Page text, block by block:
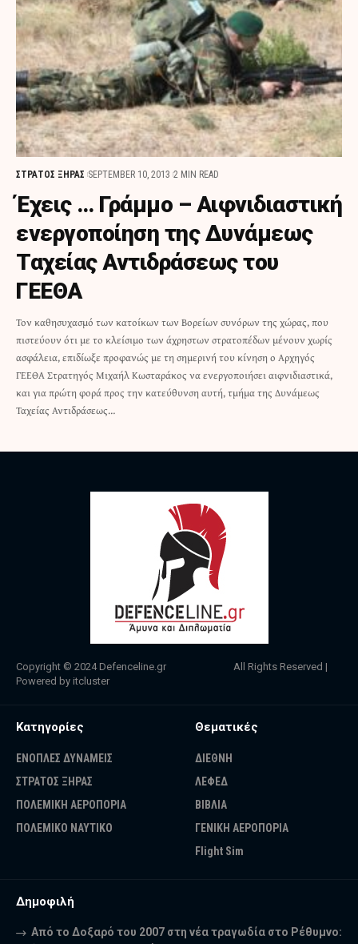
ΣΤΡΑΤΟΣ ΞΗΡΑΣ SEPTEMBER 10, 2013 2 MIN READ
Έχεις … Γράμμο – Αιφνιδιαστική
ενεργοποίηση της Δυνάμεως
Ταχείας Αντιδράσεως του
ΓΕΕΘΑ
Τον καθησυχασμό των κατοίκων των Βορείων συνόρων της χώρας, που
πιστεύουν ότι με το κλείσιμο των άχρηστων στρατοπέδων μένουν χωρίς
ασφάλεια, επιδίωξε προφανώς με τη σημερινή του κίνηση ο Αρχηγός
ΓΕΕΘΑ Στρατηγός Μιχαήλ Κωσταράκος να ενεργοποιήσει αιφνιδιαστικά,
και για πρώτη φορά προς την κατεύθυνση αυτή, τμήμα της Δυνάμεως
Ταχείας Αντιδράσεως…
Copyright © 2024 Defenceline.gr All Rights Reserved |
Powered by itcluster
Κατηγορίες
ΕΝΟΠΛΕΣ ΔΥΝΑΜΕΙΣ
ΣΤΡΑΤΟΣ ΞΗΡΑΣ
ΠΟΛΕΜΙΚΗ ΑΕΡΟΠΟΡΙΑ
ΠΟΛΕΜΙΚΟ ΝΑΥΤΙΚΟ
Θεματικές
ΔΙΕΘΝΗ
ΛΕΦΕΔ
ΒΙΒΛΙΑ
ΓΕΝΙΚΗ ΑΕΡΟΠΟΡΙΑ
Flight Sim
Δημοφιλή
Από το Δοξαρό του 2007 στη νέα τραγωδία στο Ρέθυμνο: